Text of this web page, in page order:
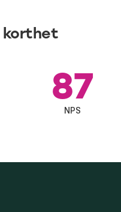
korthet
87
NPS